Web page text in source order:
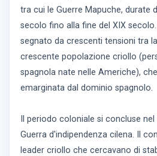
tra cui le Guerre Mapuche, durate
secolo fino alla fine del XIX
segnato da crescenti tensioni tra
crescente popolazione criollo
spagnola nate nelle Americhe),
emarginata dal dominio spagnolo.
Il periodo coloniale si concluse
Guerra d'indipendenza cilena. Il
leader criollo che cercavano di